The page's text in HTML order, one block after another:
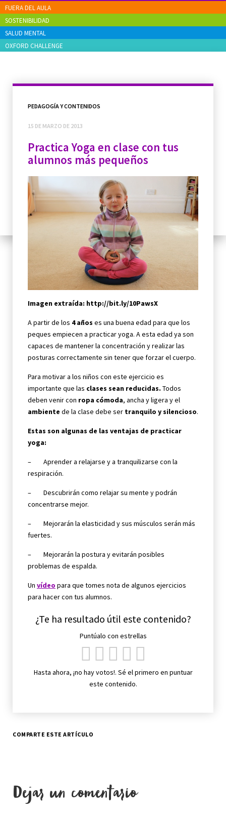
FUERA DEL AULA
SOSTENIBILIDAD
SALUD MENTAL
OXFORD CHALLENGE
PEDAGOGÍA Y CONTENIDOS
15 DE MARZO DE 2013
Practica Yoga en clase con tus
alumnos más pequeños
Imagen extraída: http://bit.ly/10PawsX
A partir de los 4 años es una buena edad para que los
peques empiecen a practicar yoga. A esta edad ya son
capaces de mantener la concentración y realizar las
posturas correctamente sin tener que forzar el cuerpo.
Para motivar a los niños con este ejercicio es
importante que las clases sean reducidas. Todos
deben venir con ropa cómoda, ancha y ligera y el
ambiente de la clase debe ser tranquilo y silencioso.
Estas son algunas de las ventajas de practicar
yoga:
– Aprender a relajarse y a tranquilizarse con la
respiración.
– Descubrirán como relajar su mente y podrán
concentrarse mejor.
– Mejorarán la elasticidad y sus músculos serán más
fuertes.
– Mejorarán la postura y evitarán posibles
problemas de espalda.
Un vídeo para que tomes nota de algunos ejercicios
para hacer con tus alumnos.
¿Te ha resultado útil este contenido?
Puntúalo con estrellas
Hasta ahora, ¡no hay votos!. Sé el primero en puntuar
este contenido.
COMPARTE ESTE ARTÍCULO
Dejar un comentario